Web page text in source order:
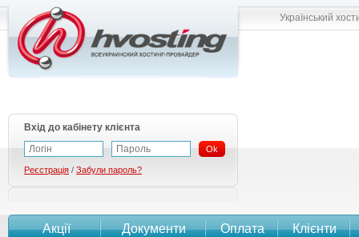
Акції Документи Оплата Клієнти
Український
Вхід до кабінету клієнта
Ok
Реєстрація / Забули пароль?